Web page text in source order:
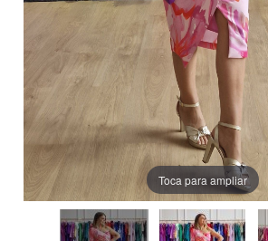
Toca para ampliar